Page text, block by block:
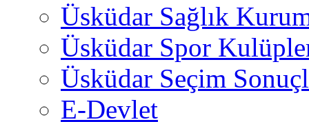
Üsküdar Sağlık
Üsküdar Spor
Üsküdar Seçim
E-Devlet